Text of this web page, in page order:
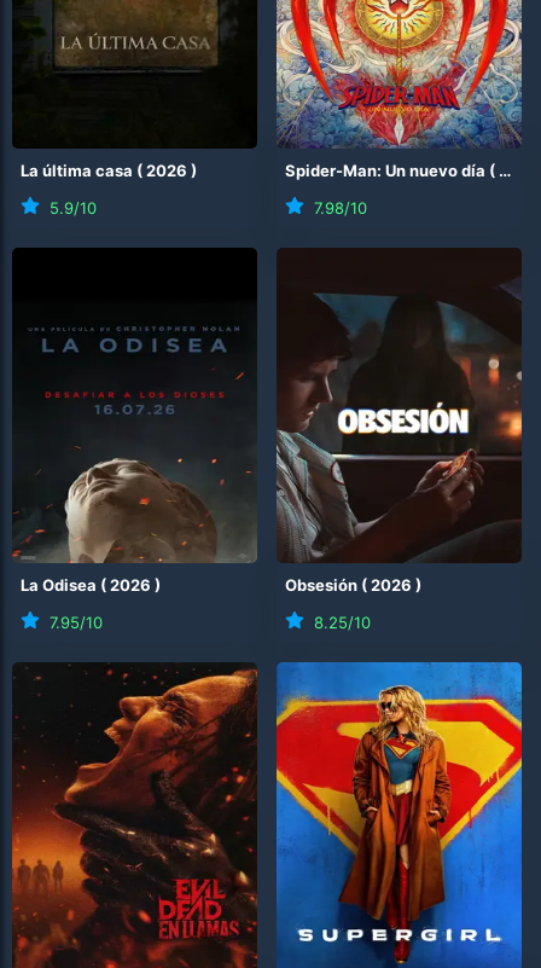
La última casa (2026 )
5.9/10
Spider-Man: Un nuevo día ( 2026
7.98/10
La Odisea (2026 )
7.95/10
Obsesión (2026 )
8.25/10